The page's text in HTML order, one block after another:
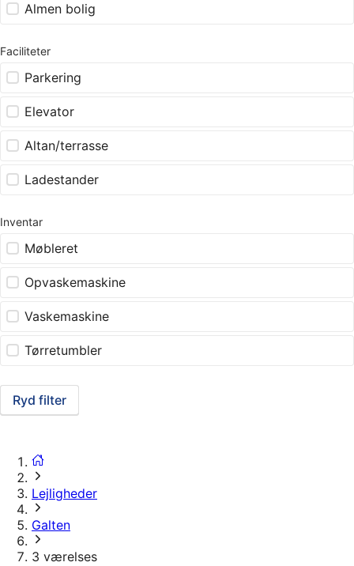
Almen bolig
Faciliteter
Parkering
Elevator
Altan/terrasse
Ladestander
Inventar
Møbleret
Opvaskemaskine
Vaskemaskine
Tørretumbler
Ryd filter
Lejligheder
Galten
3 værelses